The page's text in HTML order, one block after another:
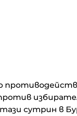
сутрин в